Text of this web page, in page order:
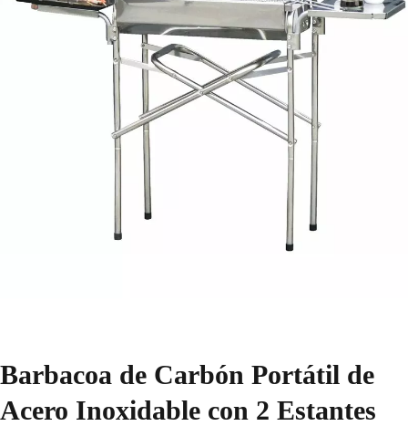
Barbacoa de Carbón Portátil de
Acero Inoxidable con 2 Estantes